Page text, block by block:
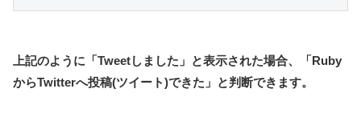
上記のように「Tweetしました」と表示された場合、「Ruby
からTwitterへ投稿(ツイート)できた」と判断できます。